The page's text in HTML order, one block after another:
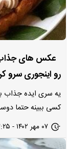
عکس های جذاب
رو اینجوری سرو
یه سری ایده جذاب
کسی ببینه حتما
۰۷ مهر ۱۴۰۲ - ۱۳:۲۵